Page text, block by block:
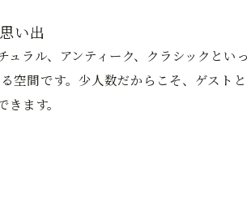
い出
ラル、アンティーク、クラシックとい
空間です。少人数だからこそ、ゲスト
ます。